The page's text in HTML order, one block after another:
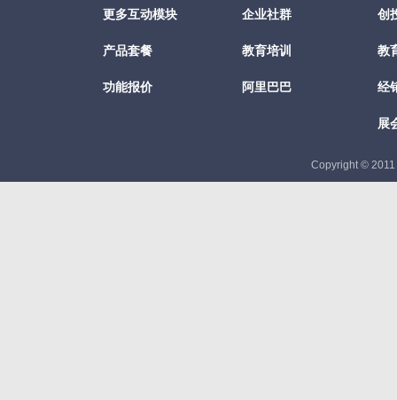
更多互动模块
产品套餐
功能报价
企业社群
教育培训
阿里巴巴
创
教
经
展
Copyright © 2011